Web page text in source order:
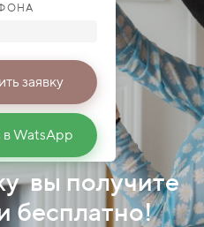
заявку
в WatsApp
вы получите
бесплатно!